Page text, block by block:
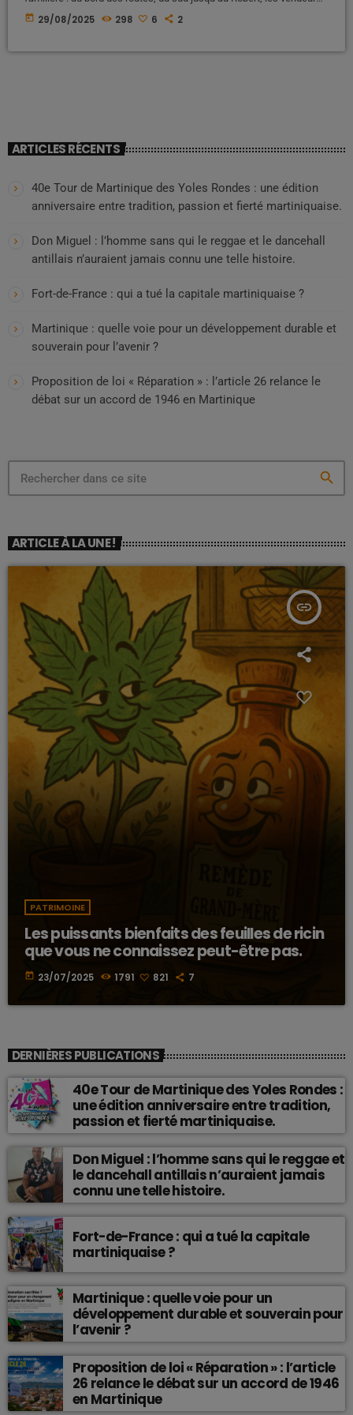
de cocos installés à l’ombre, machette en main, prêts à ouvrir un
today 29/08/2025 298 6 2
ARTICLES RÉCENTS
40e Tour de Martinique des Yoles Rondes : une édition
anniversaire entre tradition, passion et fierté martiniquaise.
Don Miguel : l’homme sans qui le reggae et le dancehall
antillais n’auraient jamais connu une telle histoire.
Fort-de-France : qui a tué la capitale martiniquaise ?
Martinique : quelle voie pour un développement durable et
souverain pour l’avenir ?
Proposition de loi « Réparation » : l’article 26 relance le
débat sur un accord de 1946 en Martinique
search
ARTICLE À LA UNE !
insert_link
PATRIMOINE
Les puissants bienfaits des feuilles de ricin
que vous ne connaissez peut-être pas.
today 23/07/2025 1791 821 7
DERNIÈRES PUBLICATIONS
40e Tour de Martinique des Yoles Rondes :
une édition anniversaire entre tradition,
passion et fierté martiniquaise.
Don Miguel : l’homme sans qui le reggae et
le dancehall antillais n’auraient jamais
connu une telle histoire.
Fort-de-France : qui a tué la capitale
martiniquaise ?
Martinique : quelle voie pour un
développement durable et souverain pour
l’avenir ?
Proposition de loi « Réparation » : l’article
26 relance le débat sur un accord de 1946
en Martinique